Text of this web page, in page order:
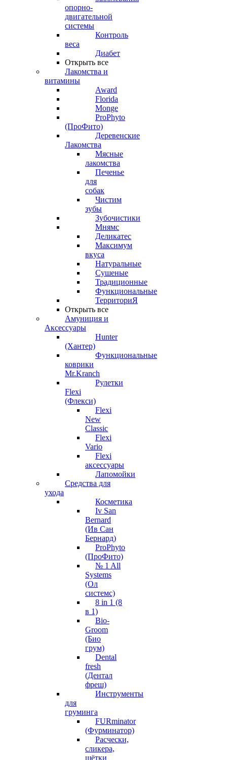
опорно-
двигательной
системы
Контроль
веса
Диабет
Открыть все
Лакомства и
витамины
Award
Florida
Monge
ProPhyto
(ПроФито)
Деревенские
Лакомства
Мясные
лакомства
Печенье
для
собак
Чистим
зубы
Зубочистики
Мнямс
Деликатес
Максимум
вкуса
Натуральные
Сушеные
Традиционные
Функциональные
ТерриториЯ
Открыть все
Амуниция и
Аксессуары
Hunter
(Хантер)
Функциональные
коврики
Mr.Kranch
Рулетки
Flexi
(Флекси)
Flexi
New
Classic
Flexi
Vario
Flexi
аксессуары
Лапомойки
Средства для
ухода
Косметика
Iv San
Bernard
(Ив Сан
Бернард)
ProPhyto
(ПроФито)
№ 1 All
Systems
(Ол
системс)
8 in 1 (8
в 1)
Bio-
Groom
(Био
грум)
Dental
fresh
(Дентал
фреш)
Инструменты
для
груминга
FURminator
(Фурминатор)
Расчески,
сликера,
щётки